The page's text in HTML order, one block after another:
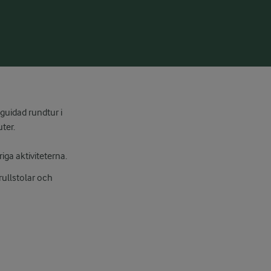
rundtur i
aktiviteterna.
och